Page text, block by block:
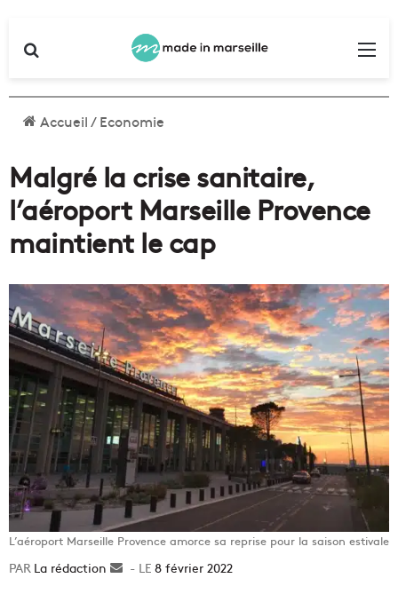
Accueil/Economie
Malgré la crise sanitaire,
l’aéroport Marseille Provence
maintient le cap
L’aéroport Marseille Provence amorce sa reprise pour la saison estivale
La rédaction
Envoyer8 février 2022